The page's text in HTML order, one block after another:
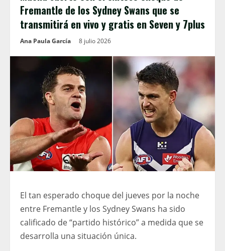
Fremantle de los Sydney Swans que se
transmitirá en vivo y gratis en Seven y 7plus
Ana Paula García 8 julio 2026
El tan esperado choque del jueves por la noche
entre Fremantle y los Sydney Swans ha sido
calificado de “partido histórico” a medida que se
desarrolla una situación única.